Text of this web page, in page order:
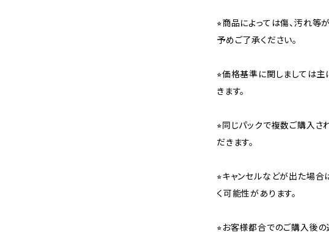
⭐︎商品によっては傷、汚れ等
予めご了承ください。
⭐︎価格基準に関しましては
きます。
⭐︎同じパックで複数ご購入
だきます。
⭐︎キャンセルなどが出た場
く可能性があります。
⭐︎お客様都合でのご購入後